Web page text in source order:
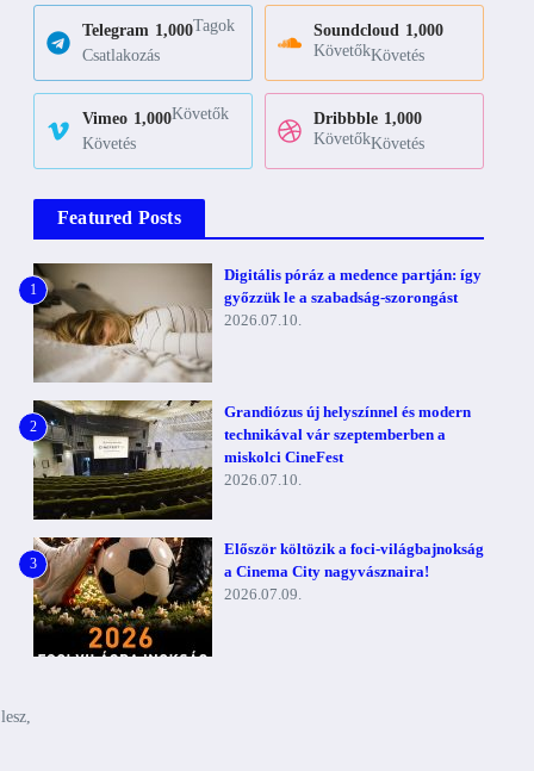
Telegram 1,000Tagok
Csatlakozás
Soundcloud 1,000
KövetőkKövetés
Vimeo 1,000Követők
Követés
Dribbble 1,000
KövetőkKövetés
Featured Posts
1
Digitális póráz a medence partján: így
győzzük le a szabadság-szorongást
2026.07.10.
2
Grandiózus új helyszínnel és modern
technikával vár szeptemberben a
miskolci CineFest
2026.07.10.
3
Először költözik a foci-világbajnokság
a Cinema City nagyvásznaira!
2026.07.09.